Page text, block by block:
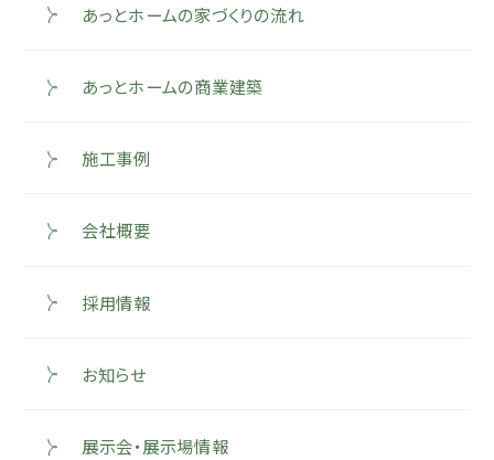
あっとホームの家づくりの流れ
あっとホームの商業建築
施工事例
会社概要
採用情報
お知らせ
展示会・展示場情報